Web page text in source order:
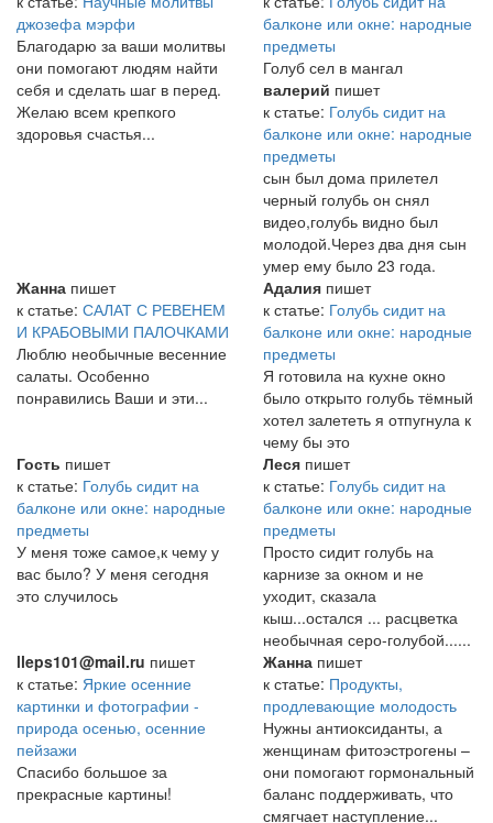
джозефа мэрфи
Благодарю за ваши молитвы
они помогают людям найти
себя и сделать шаг в перед.
Желаю всем крепкого
здоровья счастья...
балконе или окне: народные
предметы
Голуб сел в мангал
валерий пишет
к статье: Голубь сидит на
балконе или окне: народные
предметы
сын был дома прилетел
черный голубь он снял
видео,голубь видно был
молодой.Через два дня сын
умер ему было 23 года.
Жанна пишет
к статье: САЛАТ С РЕВЕНЕМ
И КРАБОВЫМИ ПАЛОЧКАМИ
Люблю необычные весенние
салаты. Особенно
понравились Ваши и эти...
Адалия пишет
к статье: Голубь сидит на
балконе или окне: народные
предметы
Я готовила на кухне окно
было открыто голубь тёмный
хотел залететь я отпугнула к
чему бы это
Гость пишет
к статье: Голубь сидит на
балконе или окне: народные
предметы
У меня тоже самое,к чему у
вас было? У меня сегодня
это случилось
Леся пишет
к статье: Голубь сидит на
балконе или окне: народные
предметы
Просто сидит голубь на
карнизе за окном и не
уходит, сказала
кыш...остался ... расцветка
необычная серо-голубой......
lleps101@mail.ru пишет
к статье: Яркие осенние
картинки и фотографии -
природа осенью, осенние
пейзажи
Спасибо большое за
прекрасные картины!
Жанна пишет
к статье: Продукты,
продлевающие молодость
Нужны антиоксиданты, а
женщинам фитоэстрогены –
они помогают гормональный
баланс поддерживать, что
смягчает наступление...